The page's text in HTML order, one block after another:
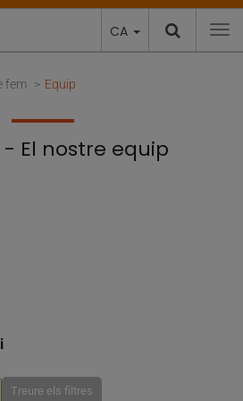
CA
fem Equip
- El nostre equip
Treure els filtres